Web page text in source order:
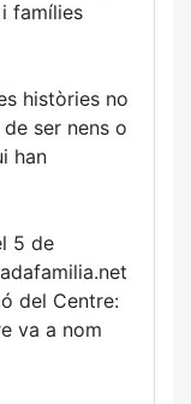
famílies
històries no
ser nens o
han
5 de
del Centre:
va a nom